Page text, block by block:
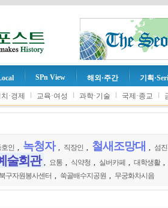
SPn View 해외·주간 기획
·경제 l 교육·여성 l 과학·기술 l 국제·종교 l
인 녹청자 직장인 철새조망대 섬
술회관 요통 식약청 실버카페 대학생활
북구자원봉사센터
쑥골배수지공원 무궁화차시음